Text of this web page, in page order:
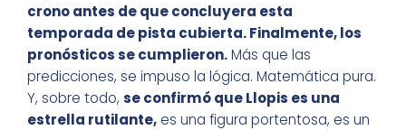
crono antes de que concluyera esta
temporada de pista cubierta. Finalmente, los
pronósticos se cumplieron.Más que las
predicciones, se impuso la lógica. Matemática pura.
Y, sobre todo, se confirmó que Llopis es una
estrella rutilante, es una figura portentosa, es un